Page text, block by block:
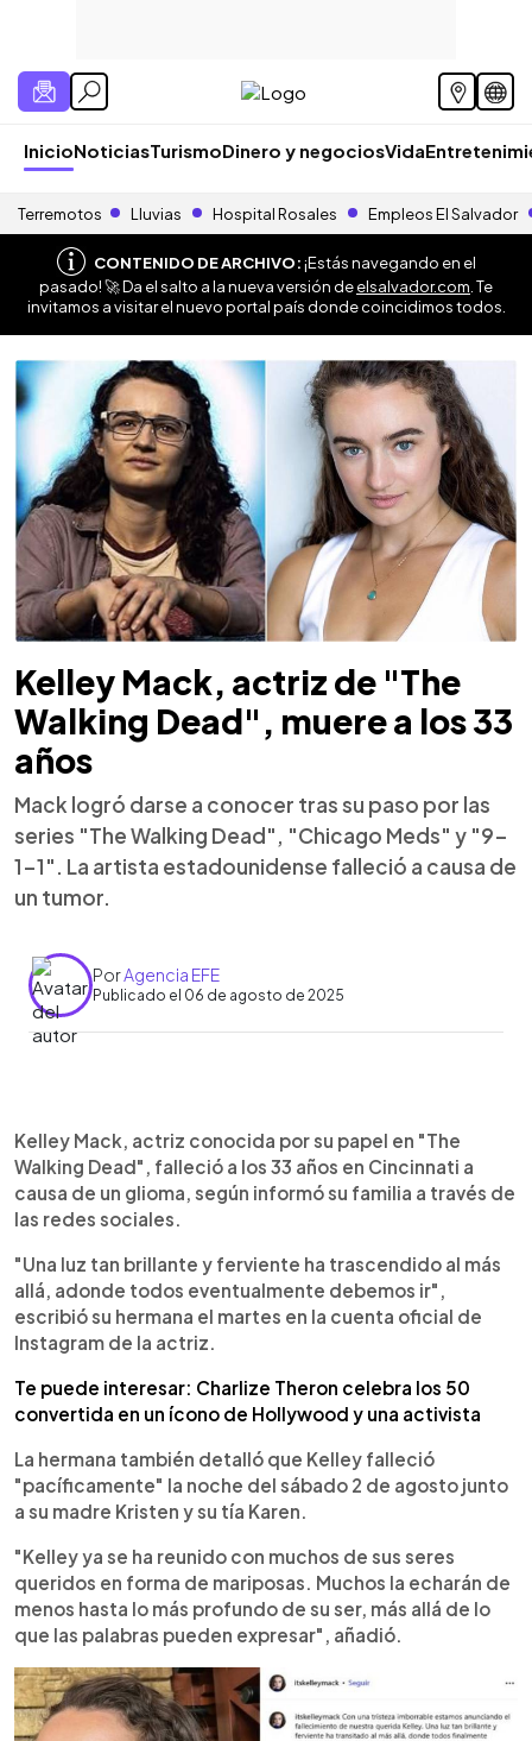
InicioNoticiasTurismoDinero y negociosVida
Terremotos Lluvias Hospital Rosales Empleos El Salvador
CONTENIDO DE ARCHIVO:¡Estás navegando en el
pasado! 🚀 Da el salto a la nueva versión deelsalvador.com . Te
invitamos a visitar el nuevo portal país donde coincidimos todos.
Kelley Mack, actriz de "The
Walking Dead", muere a los 33
años
Mack logró darse a conocer tras su paso por las
series "The Walking Dead", "Chicago Meds" y "9-
1-1". La artista estadounidense falleció a causa de
un tumor.
PorAgencia EFE
Publicado el 06 de agosto de 2025
► Escuchar artículo
Kelley Mack, actriz conocida por su papel en "The
Walking Dead", falleció a los 33 años en Cincinnati a
causa de un glioma, según informó su familia a través de
las redes sociales.
"Una luz tan brillante y ferviente ha trascendido al más
allá, adonde todos eventualmente debemos ir",
escribió su hermana el martes en la cuenta oficial de
Instagram de la actriz.
Te puede interesar: Charlize Theron celebra los 50
convertida en un ícono de Hollywood y una activista
La hermana también detalló que Kelley falleció
"pacíficamente" la noche del sábado 2 de agosto junto
a su madre Kristen y su tía Karen.
"Kelley ya se ha reunido con muchos de sus seres
queridos en forma de mariposas. Muchos la echarán de
menos hasta lo más profundo de su ser, más allá de lo
que las palabras pueden expresar", añadió.